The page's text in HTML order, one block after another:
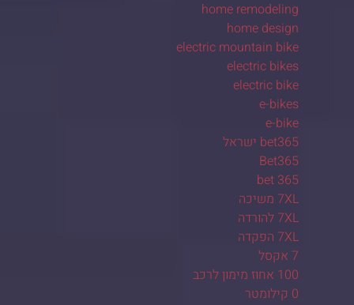
home remodeling
home design
electric mountain bike
electric bikes
electric bike
e-bikes
e-bike
bet365 ישראל
Bet365
bet 365
7XL משיכה
7XL להורדה
7XL הפקדה
7 אקסל
100 אחוז מימון לרכב
0 קילומטר